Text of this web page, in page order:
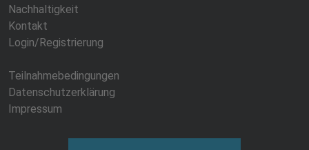
Nachhaltigkeit
Kontakt
Login/Registrierung
Teilnahmebedingungen
Datenschutzerklärung
Impressum